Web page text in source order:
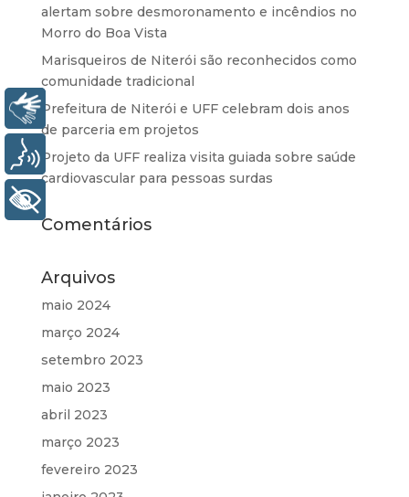
alertam sobre desmoronamento e incêndios no
Morro do Boa Vista
Marisqueiros de Niterói são reconhecidos como
comunidade tradicional
Prefeitura de Niterói e UFF celebram dois anos
de parceria em projetos
Projeto da UFF realiza visita guiada sobre saúde
cardiovascular para pessoas surdas
Comentários
Arquivos
maio 2024
março 2024
setembro 2023
maio 2023
abril 2023
março 2023
fevereiro 2023
Libras
Voz